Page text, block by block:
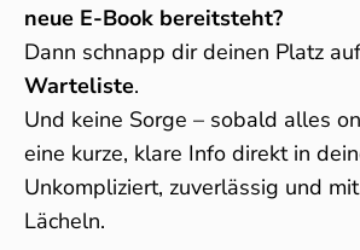
neue E-Book bereitsteht?
Dann schnapp dir deinen Platz
Warteliste.
Und keine Sorge – sobald alles
eine kurze, klare Info direkt in
Unkompliziert, zuverlässig und
Lächeln.